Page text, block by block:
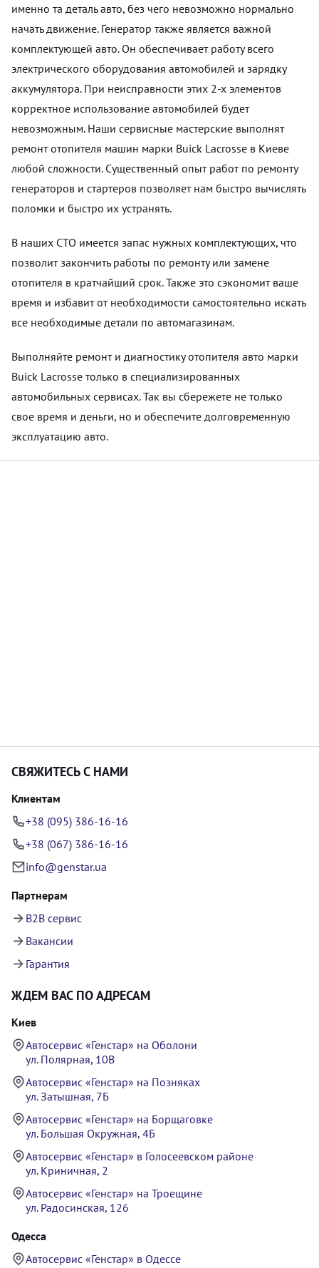
именно та деталь авто, без чего невозможно нормально
начать движение. Генератор также является важной
комплектующей авто. Он обеспечивает работу всего
электрического оборудования автомобилей и зарядку
аккумулятора. При неисправности этих 2-х элементов
корректное использование автомобилей будет
невозможным. Наши сервисные мастерские выполнят
ремонт отопителя машин марки Buick Lacrosse в Киеве
любой сложности. Существенный опыт работ по ремонту
генераторов и стартеров позволяет нам быстро вычислять
поломки и быстро их устранять.
В наших СТО имеется запас нужных комплектующих, что
позволит закончить работы по ремонту или замене
отопителя в кратчайший срок. Также это сэкономит ваше
время и избавит от необходимости самостоятельно искать
все необходимые детали по автомагазинам.
Выполняйте ремонт и диагностику отопителя авто марки
Buick Lacrosse только в специализированных
автомобильных сервисах. Так вы сбережете не только
свое время и деньги, но и обеспечите долговременную
эксплуатацию авто.
СВЯЖИТЕСЬ С НАМИ
Клиентам
+38 (095) 386-16-16
+38 (067) 386-16-16
info@genstar.ua
Партнерам
B2B сервис
Вакансии
Гарантия
ЖДЕМ ВАС ПО АДРЕСАМ
Киев
Автосервис «Генстар» на Оболони
ул. Полярная, 10В
Автосервис «Генстар» на Позняках
ул. Затышная, 7Б
Автосервис «Генстар» на Борщаговке
ул. Большая Окружная, 4Б
Автосервис «Генстар» в Голосеевском районе
ул. Криничная, 2
Автосервис «Генстар» на Троещине
ул. Радосинская, 126
Одесса
Автосервис «Генстар» в Одессе